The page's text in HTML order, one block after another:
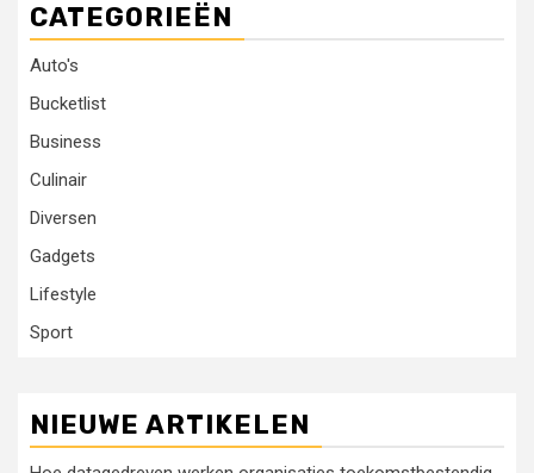
CATEGORIEËN
Auto's
Bucketlist
Business
Culinair
Diversen
Gadgets
Lifestyle
Sport
NIEUWE ARTIKELEN